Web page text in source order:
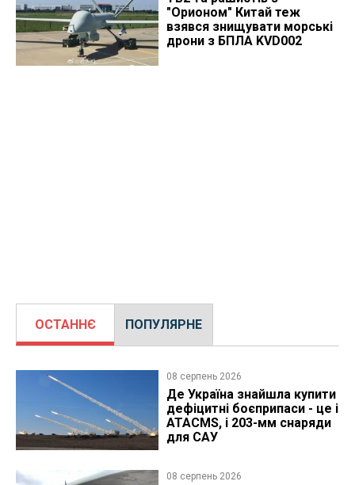
"Орионом" Китай теж
взявся знищувати морські
дрони з БПЛА KVD002
ОСТАННЄ ПОПУЛЯРНЕ
08 серпень 2026
Де Україна знайшла купити
дефіцитні боєприпаси - це і
ATACMS, і 203-мм снаряди
для САУ
08 серпень 2026